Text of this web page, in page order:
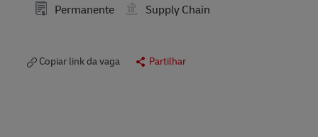
Permanente
Supply Chain
Copiar link da vaga Partilhar